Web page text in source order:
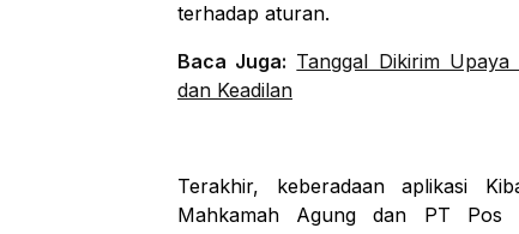
terhadap aturan.
Baca Juga: Tanggal Dikirim
dan Keadilan
Terakhir, keberadaan aplikasi
Mahkamah Agung dan PT Pos